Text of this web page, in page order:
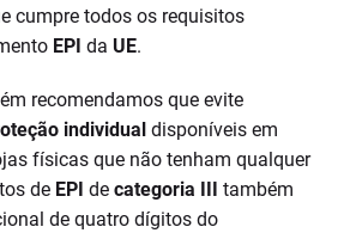
cumpre todos os requisitos
EPIda UE.
recomendamos que evite
individual disponíveis em
físicas que não tenham qualquer
de EPIdecategoria III também
de quatro dígitos do